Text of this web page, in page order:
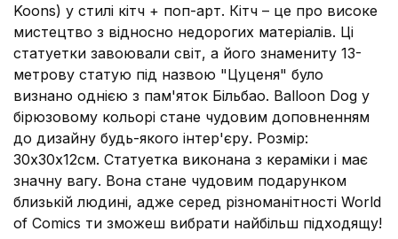
Koons) у стилі кітч + поп-арт. Кітч – це про високе
мистецтво з відносно недорогих матеріалів. Ці
статуетки завоювали світ, а його знамениту 13-
метрову статую під назвою "Цуценя" було
визнано однією з пам'яток Більбао. Balloon Dog у
бірюзовому кольорі стане чудовим доповненням
до дизайну будь-якого інтер'єру. Розмір:
30х30х12см. Статуетка виконана з кераміки і має
значну вагу. Вона стане чудовим подарунком
близькій людині, адже серед різноманітності World
of Comics ти зможеш вибрати найбільш підходящу!